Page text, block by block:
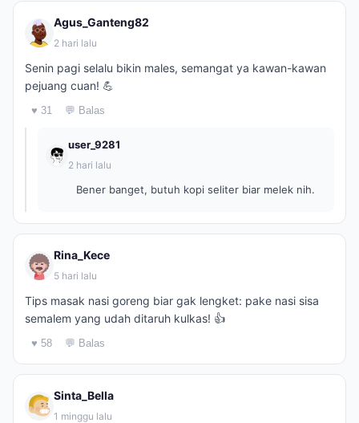
Agus_Ganteng82
2 hari lalu
Senin pagi selalu bikin males, semangat ya kawan-kawan
pejuang cuan! 💪
♥ 31 💬 Balas
user_9281
2 hari lalu
Bener banget, butuh kopi seliter biar melek nih.
Rina_Kece
5 hari lalu
Tips masak nasi goreng biar gak lengket: pake nasi sisa
semalem yang udah ditaruh kulkas! 👍
♥ 58 💬 Balas
Sinta_Bella
1 minggu lalu